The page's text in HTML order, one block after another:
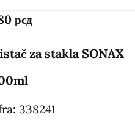
рсд
za stakla SONAX
338241